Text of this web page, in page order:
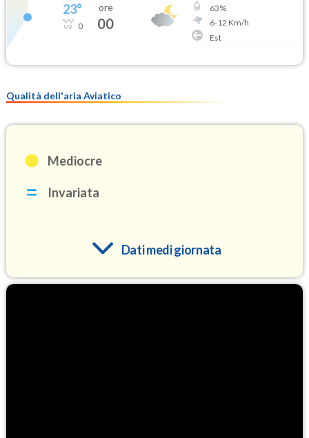
23°
0
ore
00
63%
6-12 Km/h
Est
Qualità dell'aria Aviatico
Mediocre
Invariata
Dati medi giornata